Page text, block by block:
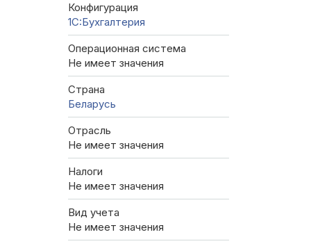
Конфигурация
1C:Бухгалтерия
Операционная система
Не имеет значения
Страна
Беларусь
Отрасль
Не имеет значения
Налоги
Не имеет значения
Вид учета
Не имеет значения